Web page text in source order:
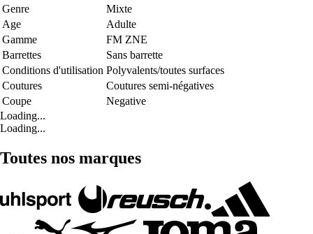
Genre
Mixte
Age
Adulte
Gamme
FM ZNE
Barrettes
Sans barrette
Conditions d'utilisation Polyvalents/toutes surfaces
Coutures
Coutures semi-négatives
Coupe
Negative
Loading...
Loading...
Toutes nos marques